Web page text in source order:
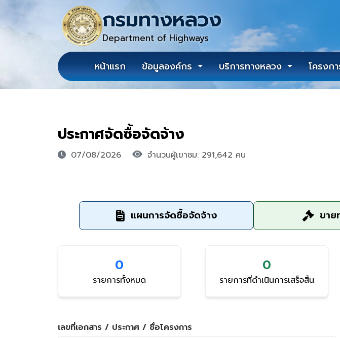
กรมทางหลวง
Department of Highways
หน้าแรก ข้อมูลองค์กร บริการทางหลวง โครงก
ประกาศจัดซื้อจัดจ้าง
07/08/2026 จำนวนผู้เขาชม: 291,642 คน
แผนการจัดซื้อจัดจ้าง ขา
0
รายการทั้งหมด
0
รายการที่ดำเนินการเสร็จสิ้น
เลขที่เอกสาร / ประกาศ / ชื่อโครงการ